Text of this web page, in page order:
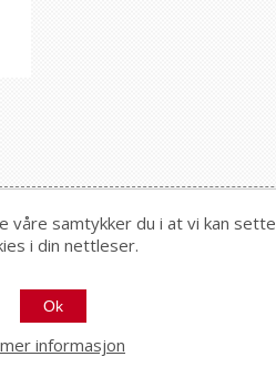
våre samtykker du i at vi kan sette
i din nettleser.
Ok
informasjon